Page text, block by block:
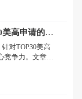
授，而是由学
引导学生发表
例如在历史课
争的原因展开
个角度深入分
高申请的定
对TOP30美高
争力。文章详